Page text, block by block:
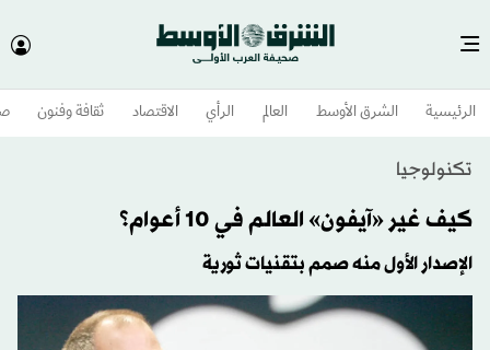
الرئيسية الشرق الأوسط​ العالم الرأي الاقتصاد ثقافة وفنون
تكنولوجيا
كيف غير «آيفون» العالم في 10 أعوام؟
الإصدار الأول منه صمم بتقنيات ثورية